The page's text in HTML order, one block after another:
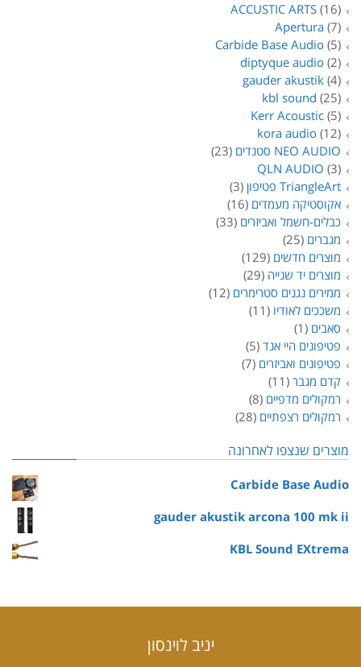
ACCUSTIC ARTS (16)
Apertura (7)
Carbide Base Audio (5)
diptyque audio (2)
gauder akustik (4)
kbl sound (25)
Kerr Acoustic (5)
kora audio (12)
NEO AUDIO סטנדים
(23)
QLN AUDIO (3)
TriangleArt פטיפון
(3)
אקוסטיקה מעמדים (16)
כבלים-חשמל ואביזרים (33)
מגברים (25)
מוצרים חדשים (129)
מוצרים יד שנייה (29)
ממירים נגנים סטרימרים (12)
משככים לאודיו (11)
סאבים (1)
פטיפונים היי אנד (5)
פטיפונים ואביזרים (7)
קדם מגבר (11)
רמקולים מדפיים (8)
רמקולים רצפתיים (28)
מוצרים שנצפו לאחרונה
Carbide Base Audio
gauder akustik arcona 100 mk ii
KBL Sound EXtrema
יניב לוינסון